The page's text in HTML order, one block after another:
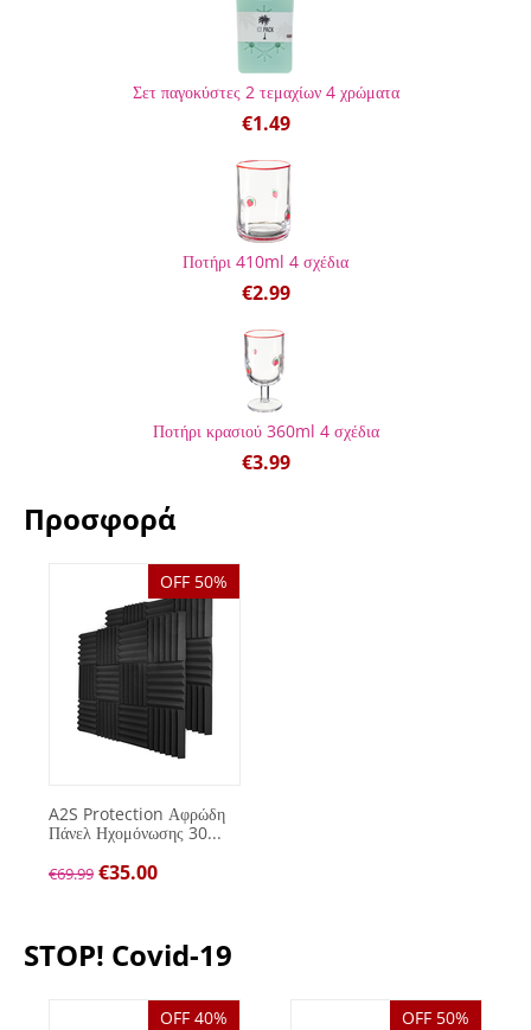
Σετ παγοκύστες 2 τεμαχίων 4 χρώματα
€1.49
Ποτήρι 410ml 4 σχέδια
€2.99
Ποτήρι κρασιού 360ml 4 σχέδια
€3.99
Προσφορά
OFF 50%
A2S Protection Αφρώδη
Πάνελ Ηχομόνωσης 30...
€69.99 €35.00
STOP! Covid-19
OFF 40% OFF 50%